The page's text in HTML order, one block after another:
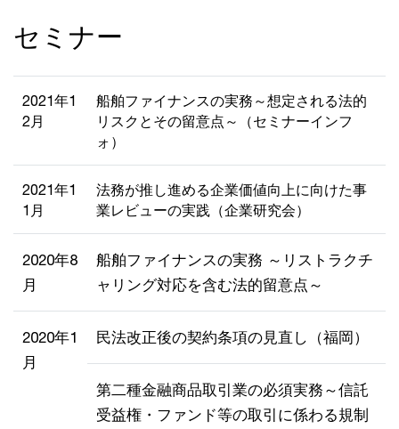
セミナー
2021年1
2月
船舶ファイナンスの実務～想定される法的
リスクとその留意点～（セミナーインフ
ォ）
2021年1
1月
法務が推し進める企業価値向上に向けた事
業レビューの実践（企業研究会）
2020年8
月
船舶ファイナンスの実務 ～リストラクチ
ャリング対応を含む法的留意点～
2020年1
月
民法改正後の契約条項の見直し（福岡）
第二種金融商品取引業の必須実務～信託
受益権・ファンド等の取引に係わる規制